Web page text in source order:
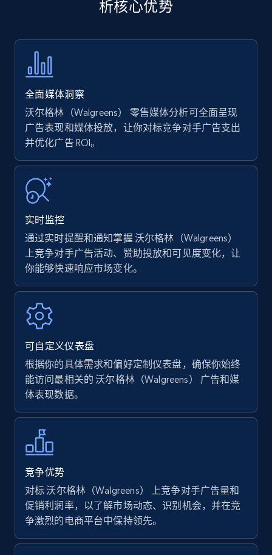
Title, Seller name, Brand, Description, Initial
Amazon products - find products by using
upc numbers
Title, Seller name, Brand, Description, Initial
more.
35.3K+
rating object, Product rating max, Rating,
Author name, Asin, and more.
7.4K+ 870+ 立即开始
Walmart - products
URL, Final price, Sku, Currency, Gtin,
Specifications, Image urls, Top reviews, and
5.6K+ 875+ 立即开始
析核心优势
全面媒体洞察
沃尔格林（Walgreens） 零售媒体分析可全面呈现
广告表现和媒体投放，让你对标竞争对手广告支出
并优化广告 ROI。
实时监控
通过实时提醒和通知掌握 沃尔格林（Walgreens）
上竞争对手广告活动、赞助投放和可见度变化，让
你能够快速响应市场变化。
可自定义仪表盘
根据你的具体需求和偏好定制仪表盘，确保你始终
能访问最相关的 沃尔格林（Walgreens） 广告和媒
体表现数据。
竞争优势
对标 沃尔格林（Walgreens） 上竞争对手广告量和
促销利润率，以了解市场动态、识别机会，并在竞
争激烈的电商平台中保持领先。